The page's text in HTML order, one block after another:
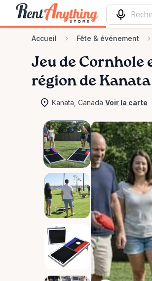
Accueil Fête & événement
Jeu de Cornhole
région de Kanata
Kanata, Canada Voir la carte